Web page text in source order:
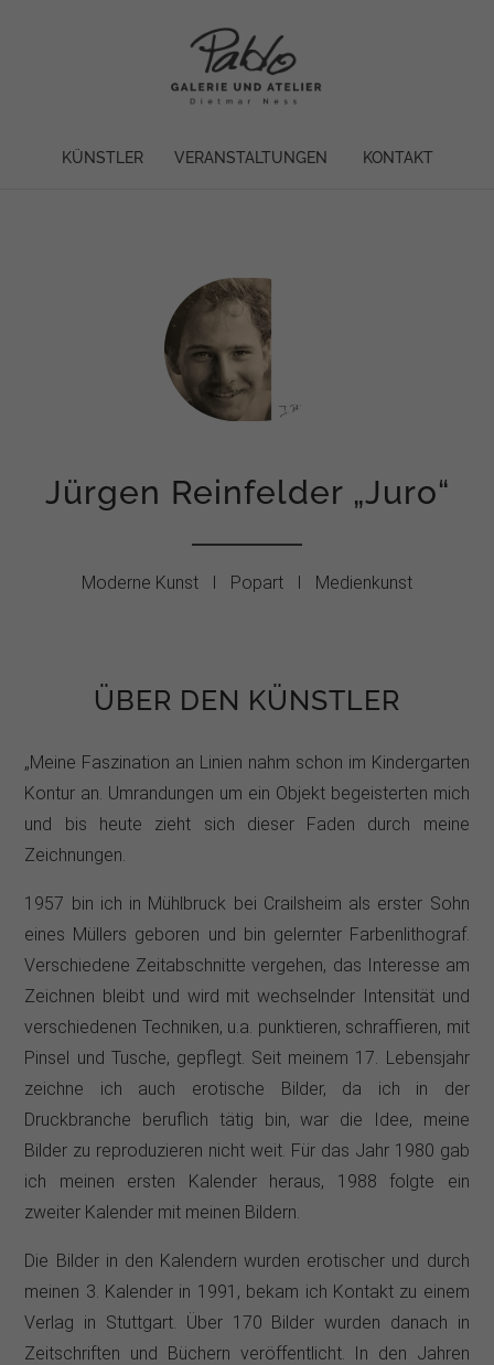
KÜNSTLER VERANSTALTUNGEN KONTAKT
Jürgen Reinfelder „Juro“
Moderne Kunst I Popart I Medienkunst
ÜBER DEN KÜNSTLER
„Meine Faszination an Linien nahm schon im Kindergarten
Kontur an. Umrandungen um ein Objekt begeisterten mich
und bis heute zieht sich dieser Faden durch meine
Zeichnungen.
1957 bin ich in Mühlbruck bei Crailsheim als erster Sohn
eines Müllers geboren und bin gelernter Farbenlithograf.
Verschiedene Zeitabschnitte vergehen, das Interesse am
Zeichnen bleibt und wird mit wechselnder Intensität und
verschiedenen Techniken, u.a. punktieren, schraffieren, mit
Pinsel und Tusche, gepflegt. Seit meinem 17. Lebensjahr
zeichne ich auch erotische Bilder, da ich in der
Druckbranche beruflich tätig bin, war die Idee, meine
Bilder zu reproduzieren nicht weit. Für das Jahr 1980 gab
ich meinen ersten Kalender heraus, 1988 folgte ein
zweiter Kalender mit meinen Bildern.
Die Bilder in den Kalendern wurden erotischer und durch
meinen 3. Kalender in 1991, bekam ich Kontakt zu einem
Verlag in Stuttgart. Über 170 Bilder wurden danach in
Zeitschriften und Büchern veröffentlicht. In den Jahren